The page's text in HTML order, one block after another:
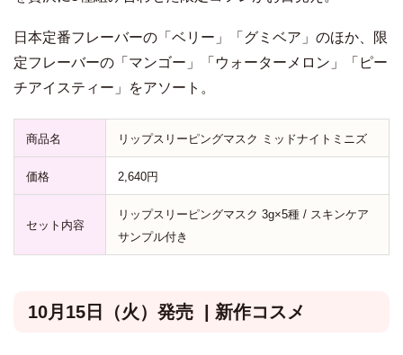
日本定番フレーバーの「ベリー」「グミベア」のほか、限
定フレーバーの「マンゴー」「ウォーターメロン」「ピー
チアイスティー」をアソート。
商品名 リップスリーピングマスク ミッドナイトミニズ
価格 2,640円
セット内容
リップスリーピングマスク 3g×5種 / スキンケア
サンプル付き
10月15日（火）発売 | 新作コスメ